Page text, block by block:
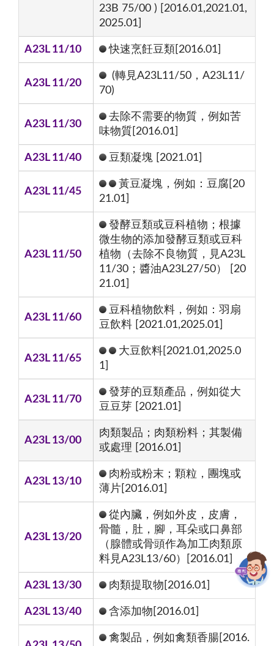
23B 75/00 ) [2016.01,2021.01,
2025.01]
A23L 11/10 快速烹飪豆類[2016.01]
A23L 11/20
(轉見A23L11/50，A23L11/
70)
A23L 11/30
去除不需要的物質，例如苦
味物質[2016.01]
A23L 11/40 豆類凝塊 [2021.01]
A23L 11/45
黃豆凝塊，例如：豆腐[20
21.01]
A23L 11/50
發酵豆類或豆科植物；根據
微生物的添加發酵豆類或豆科
植物（去除不良物質，見A23L
11/30；醬油A23L27/50） [20
21.01]
A23L 11/60
豆科植物飲料，例如：羽扇
豆飲料 [2021.01,2025.01]
A23L 11/65
大豆飲料[2021.01,2025.0
1]
A23L 11/70
發芽的豆類產品，例如從大
豆豆芽 [2021.01]
A23L 13/00
肉類製品；肉類粉料；其製備
或處理 [2016.01]
A23L 13/10
肉粉或粉末；顆粒，團塊或
薄片[2016.01]
A23L 13/20
從內臟，例如外皮，皮膚，
骨髓，肚，腳，耳朵或口鼻部
（腺體或骨頭作為加工肉類原
料見A23L13/60）[2016.01]
A23L 13/30 肉類提取物[2016.01]
A23L 13/40 含添加物[2016.01]
禽製品，例如禽類香腸[2016.